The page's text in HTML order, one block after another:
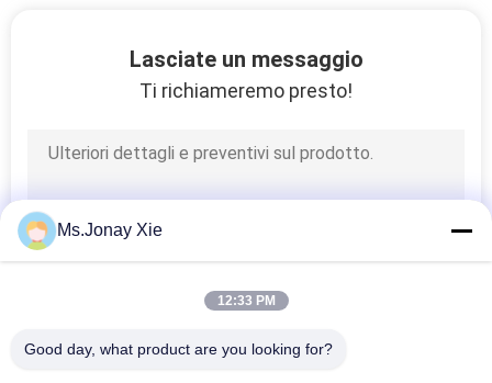
Fibra ottica Box
Terminal
Lasciate un messaggio
Ti richiameremo presto!
Ms.Jonay Xie
12:33 PM
Good day, what product are you looking for?